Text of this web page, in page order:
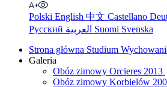
Polski English 中文 Castellano
Русский
Suomi Svenska
Strona główna Studium
Galeria
Obóz zimowy Orcieres 2013
Obóz zimowy Korbielów